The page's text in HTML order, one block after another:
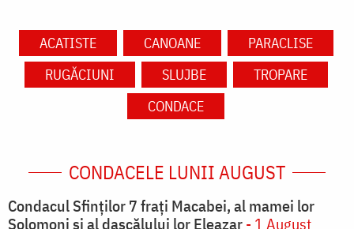
ACATISTE CANOANE
PARACLISE
RUGĂCIUNI
SLUJBE
TROPARE
CONDACE
CONDACELE LUNII AUGUST
Condacul Sfinţilor 7 fraţi Macabei, al mamei lor
Solomoni şi al dascălului lor Eleazar- 1 August